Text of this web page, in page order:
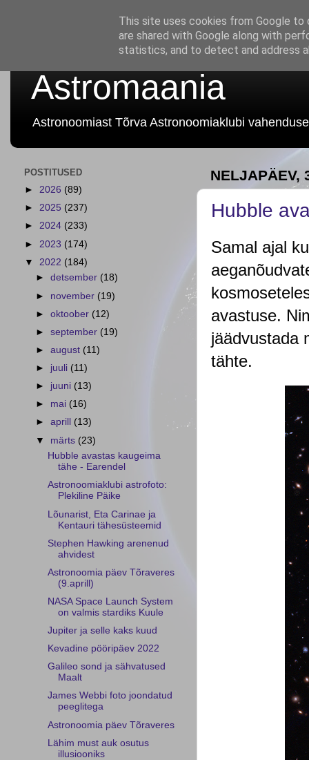
Astromaania
Astronoomiast Tõrva Astronoomiaklubi
NELJAPÄEV,
Hubble
Samal ajal
avastuse.
jäädvustada
tähte.
POSTITUSED
► 2026 (89)
► 2025 (237)
► 2024 (233)
► 2023 (174)
▼ 2022 (184)
►detsember (18)
► november (19)
►oktoober (12)
►september (19)
►august (11)
► juuli (11)
► juuni (13)
► mai (16)
►aprill (13)
▼ märts (23)
Hubble avastas kaugeima
tähe - Earendel
Astronoomiaklubi astrofoto:
Plekiline Päike
Lõunarist, Eta Carinae ja
Kentauri tähesüsteemid
Stephen Hawking arenenud
ahvidest
Astronoomia päev Tõraveres
(9.aprill)
NASA Space Launch System
on valmis stardiks Kuule
Jupiter ja selle kaks kuud
Kevadine pööripäev 2022
Galileo sond ja sähvatused
Maalt
James Webbi foto joondatud
peeglitega
Astronoomia päev Tõraveres
Lähim must auk osutus
illusiooniks
This site uses cookies from Google to
are shared with Google along with
statistics, and to detect and address